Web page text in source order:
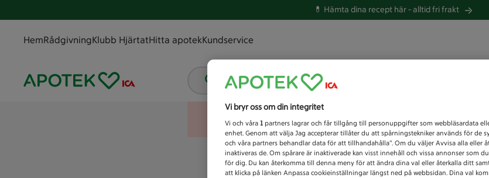
💊 Hämta dina recept här -alltid fri frakt
HemRådgivningKlubb HjärtatHitta apotekKundservice
Vad letar du efter idag?
Unknown
Vi bryr oss om din integritet
Vi och våra 1 partners lagrar och får tillgång till personuppgifter som webbläsardata
enhet. Genom att välja Jag accepterar tillåter du att spårningstekniker används för de
och våra partners behandlar data för att tillhandahålla”. Om du väljer Avvisa alla eller
inaktiveras de. Om spårare är inaktiverade kan visst innehåll och vissa annonser som
för dig. Du kan återkomma till denna meny för att ändra dina val eller återkalla ditt
att klicka på länken Anpassa cookieinställningar längst ned på webbsidan. Dina val